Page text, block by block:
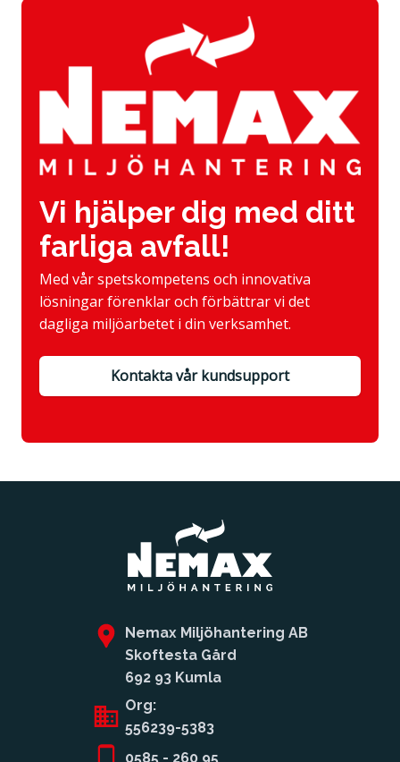
Vi hjälper dig med ditt
farliga avfall!
Med vår spetskompetens och innovativa
lösningar förenklar och förbättrar vi det
dagliga miljöarbetet i din verksamhet.
Kontakta vår kundsupport
Nemax Miljöhantering AB
Skoftesta Gård
692 93 Kumla
Org:
556239-5383
0585 - 260 95